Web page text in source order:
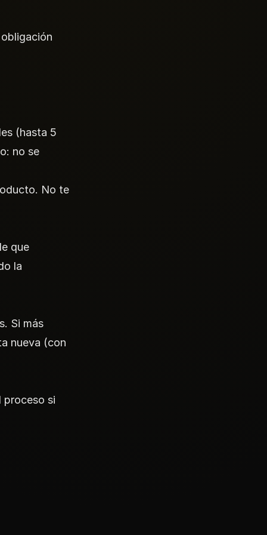
(hasta 5
no se
No te
que
la
Si más
nueva (con
proceso si